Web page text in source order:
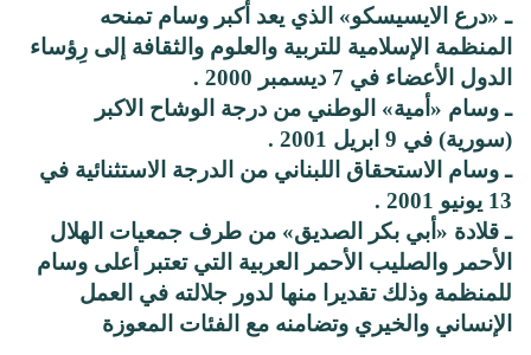
ـ «درع الايسيسكو» الذي يعد أكبر وسام تمنحه
المنظمة الإسلامية للتربية والعلوم والثقافة إلى رِؤساء
الدول الأعضاء في 7 ديسمبر 2000 .
ـ وسام «أمية» الوطني من درجة الوشاح الاكبر
(سورية) في 9 ابريل 2001 .
ـ وسام الاستحقاق اللبناني من الدرجة الاستثنائية في
13 يونيو 2001 .
ـ قلادة «أبي بكر الصديق» من طرف جمعيات الهلال
الأحمر والصليب الأحمر العربية التي تعتبر أعلى وسام
للمنظمة وذلك تقديرا منها لدور جلالته في العمل
الإنساني والخيري وتضامنه مع الفئات المعوزة